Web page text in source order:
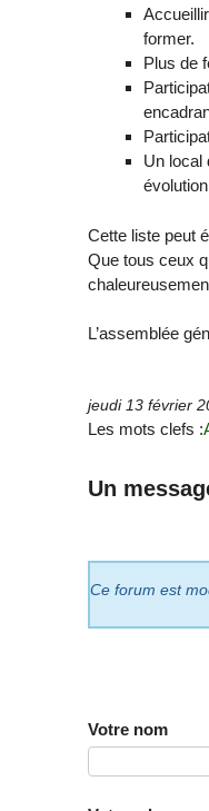
former.
Plus de
Un local
Cette liste peut
Que tous ceux
L’assemblée
jeudi 13 février
Les mots clefs :
Un
Ce forum est
Votre nom